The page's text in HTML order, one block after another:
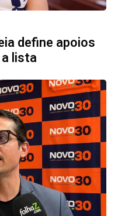
define apoios
lista